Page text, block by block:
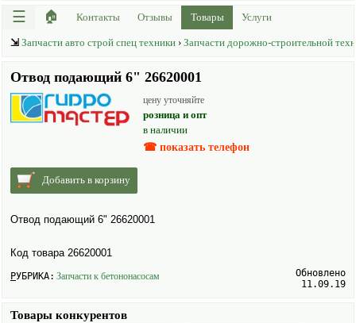
☰ 🏠 Контакты Отзывы Товары Услуги
⇲ Запчасти авто строй спец техники › Запчасти дорожно-строительной
Отвод подающий 6" 26620001
цену уточняйте
розница и опт
в наличии
☎ показать телефон
Добавить в корзину
Отвод подающий 6" 26620001
Код товара 26620001
РУБРИКА: Запчасти к бетононасосам
Обновлено
11.09.19
Товары конкурентов